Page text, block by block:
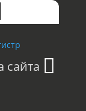
сайта